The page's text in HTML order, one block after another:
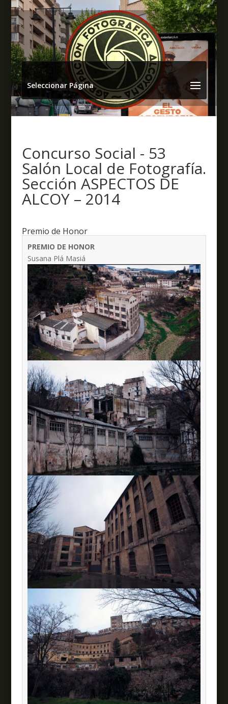
Seleccionar Página
Concurso Social - 53
Salón Local de Fotografía.
Sección ASPECTOS DE
ALCOY – 2014
Premio de Honor
PREMIO DE HONOR
Susana Plá Masiá